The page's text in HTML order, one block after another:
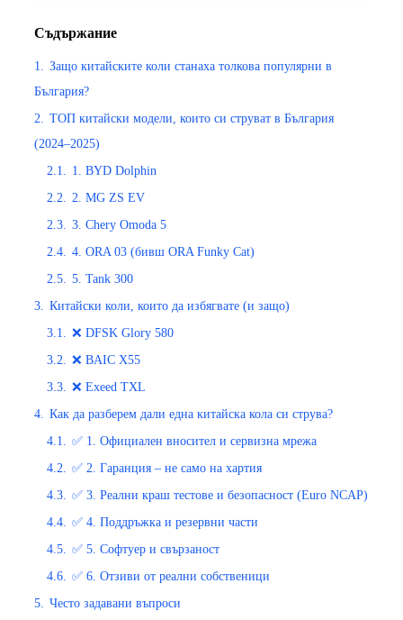
Съдържание
1.
Защо китайските коли станаха толкова популярни в
България?
2.
ТОП китайски модели, които си струват в България
(2024–2025)
2.1.
1. BYD Dolphin
2.2.
2. MG ZS EV
2.3.
3. Chery Omoda 5
2.4.
4. ORA 03 (бивш ORA Funky Cat)
2.5.
5. Tank 300
3.
Китайски коли, които да избягвате (и защо)
3.1.
❌ DFSK Glory 580
3.2.
❌ BAIC X55
3.3.
❌ Exeed TXL
4.
Как да разберем дали една китайска кола си струва?
4.1.
✅ 1. Официален вносител и сервизна мрежа
4.2.
✅ 2. Гаранция – не само на хартия
4.3.
✅ 3. Реални краш тестове и безопасност (Euro NCAP)
4.4.
✅ 4. Поддръжка и резервни части
4.5.
✅ 5. Софтуер и свързаност
4.6.
✅ 6. Отзиви от реални собственици
5.
Често задавани въпроси